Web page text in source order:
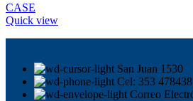
CASE
Quick view
San Juan 1530
Cel: 353
Correo